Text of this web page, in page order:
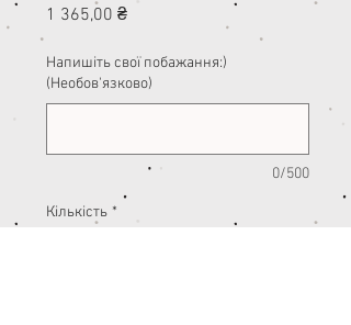
1 365,00 ₴Ціна
Напишіть свої побажання:)
(Необов'язково)
0/500
Кількість *